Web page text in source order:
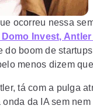
ocorreu nessa
Invest,
do boom de
menos dizem
tá com a pulga
da IA sem nem